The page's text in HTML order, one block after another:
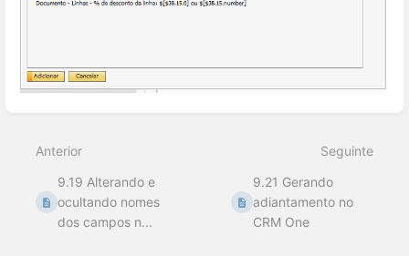
de
seção
Anterior
9.19 Alterando e
ocultando nomes
dos campos n...
Seguinte
9.21 Gerando
adiantamento no
CRM One